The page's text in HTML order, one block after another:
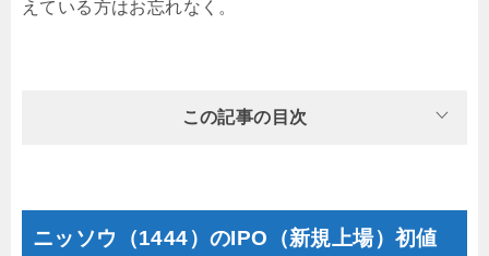
えている方はお忘れなく。
この記事の目次
ニッソウ（1444）のIPO（新規上場）初値